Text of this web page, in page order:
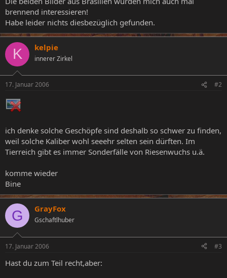
brennend interessieren!
Habe leider nichts diesbezüglich gefunden.
K kelpie
innerer Zirkel
17. Januar 2006 #2
ich denke solche Geschöpfe sind deshalb so schwer zu finden,
weil solche Kaliber wohl seeehr selten sein dürften. Im
Tierreich gibt es immer Sonderfälle von Riesenwuchs u.ä.
komme wieder
Bine
G GrayFox
Gschaftlhuber
17. Januar 2006 #3
Hast du zum Teil recht,aber: